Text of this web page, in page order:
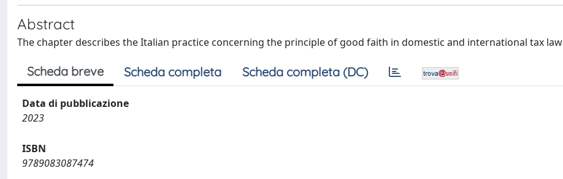
Abstract
The chapter describes the Italian practice concerning the principle of good faith in domestic and international tax law
Scheda breve Scheda completa Scheda completa (DC)
Data di pubblicazione
2023
ISBN
9789083087474